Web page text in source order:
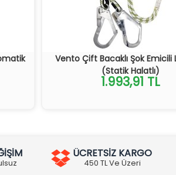
Vento Çift Bacaklı Şok Emicili
(Statik Halatlı)
1.993,91 TL
ÜCRETSİZ KARGO
450 TL Ve Üzeri